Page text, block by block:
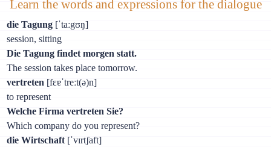
Learn the words and expressions for the dialogue
die Tagung [ˈtaːgʊŋ]
session, sitting
Die Tagung findet morgen statt.
The session takes place tomorrow.
vertreten [fɛɐˈtreːt(ə)n]
to represent
Welche Firma vertreten Sie?
Which company do you represent?
die Wirtschaft [ˈvɪrtʃaft]